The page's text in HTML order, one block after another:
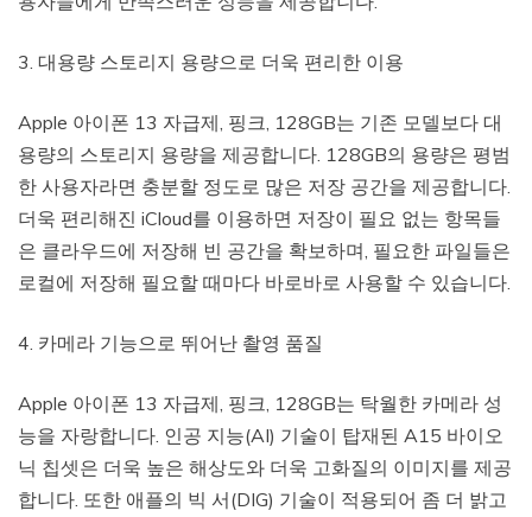
3. 대용량 스토리지 용량으로 더욱 편리한 이용
Apple 아이폰 13 자급제, 핑크, 128GB는 기존 모델보다 대
용량의 스토리지 용량을 제공합니다. 128GB의 용량은 평범
한 사용자라면 충분할 정도로 많은 저장 공간을 제공합니다.
더욱 편리해진 iCloud를 이용하면 저장이 필요 없는 항목들
은 클라우드에 저장해 빈 공간을 확보하며, 필요한 파일들은
로컬에 저장해 필요할 때마다 바로바로 사용할 수 있습니다.
4. 카메라 기능으로 뛰어난 촬영 품질
Apple 아이폰 13 자급제, 핑크, 128GB는 탁월한 카메라 성
능을 자랑합니다. 인공 지능(AI) 기술이 탑재된 A15 바이오
닉 칩셋은 더욱 높은 해상도와 더욱 고화질의 이미지를 제공
합니다. 또한 애플의 빅 서(DIG) 기술이 적용되어 좀 더 밝고